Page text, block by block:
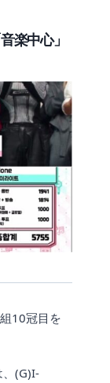
楽中心」
10冠目を
(G)I-